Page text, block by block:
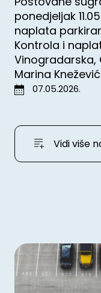
ponedjeljak
naplata
Kontrola i
Vinogradarska,
Marina
07.05.2026.
Vidi više